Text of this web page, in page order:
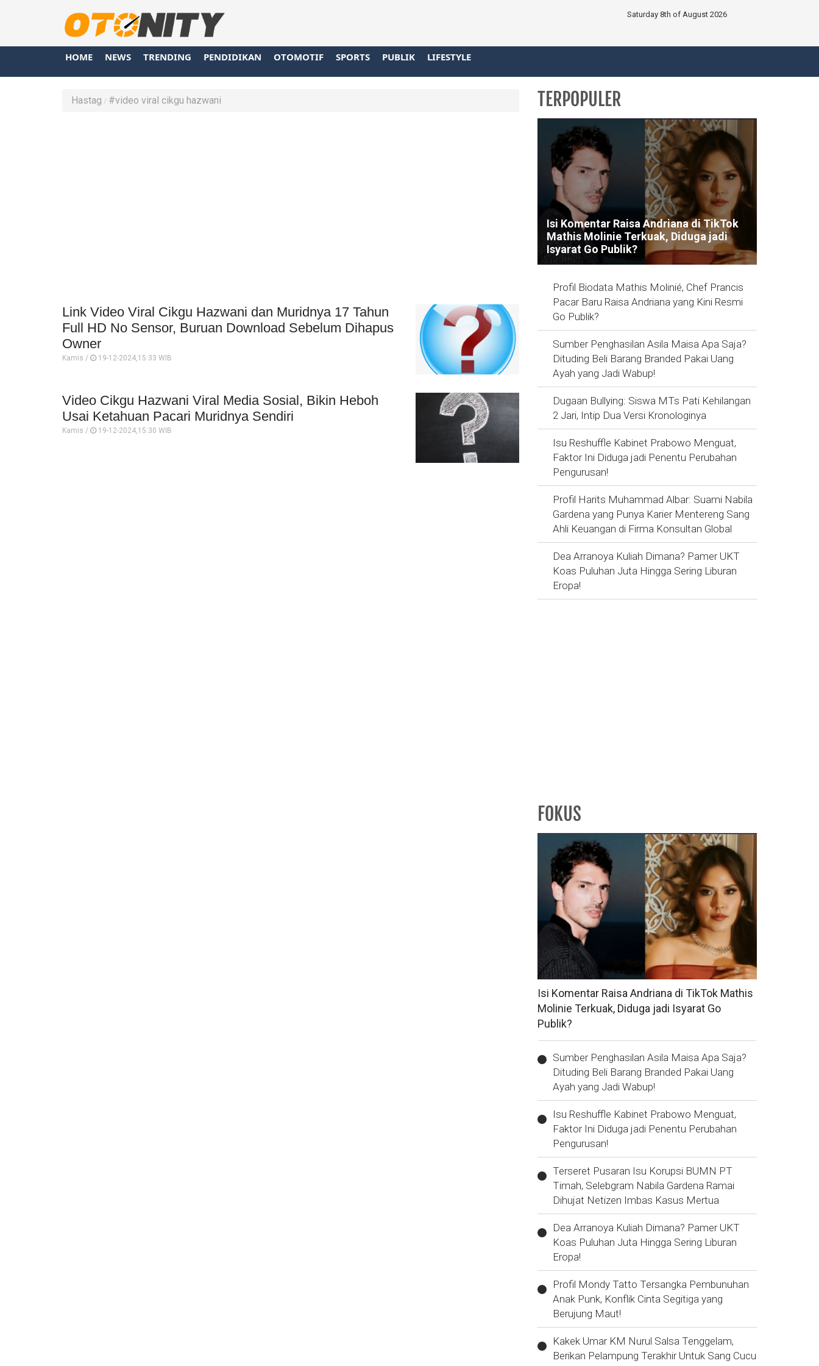
Saturday 8th of August 2026
HOME NEWS TRENDING PENDIDIKAN OTOMOTIF SPORTS PUBLIK LIFESTYLE
Hastag #video viral cikgu hazwani
Link Video Viral Cikgu Hazwani dan Muridnya 17 Tahun
Full HD No Sensor, Buruan Download Sebelum Dihapus
Owner
Kamis / 19-12-2024,15:33 WIB
Video Cikgu Hazwani Viral Media Sosial, Bikin Heboh
Usai Ketahuan Pacari Muridnya Sendiri
Kamis / 19-12-2024,15:30 WIB
TERPOPULER
Isi Komentar Raisa Andriana di TikTok
Mathis Molinie Terkuak, Diduga jadi
Isyarat Go Publik?
Profil Biodata Mathis Molinié, Chef Prancis
Pacar Baru Raisa Andriana yang Kini Resmi
Go Publik?
Sumber Penghasilan Asila Maisa Apa Saja?
Dituding Beli Barang Branded Pakai Uang
Ayah yang Jadi Wabup!
Dugaan Bullying: Siswa MTs Pati Kehilangan
2 Jari, Intip Dua Versi Kronologinya
Isu Reshuffle Kabinet Prabowo Menguat,
Faktor Ini Diduga jadi Penentu Perubahan
Pengurusan!
Profil Harits Muhammad Albar: Suami Nabila
Gardena yang Punya Karier Mentereng Sang
Ahli Keuangan di Firma Konsultan Global
Dea Arranoya Kuliah Dimana? Pamer UKT
Koas Puluhan Juta Hingga Sering Liburan
Eropa!
FOKUS
Isi Komentar Raisa Andriana di TikTok Mathis
Molinie Terkuak, Diduga jadi Isyarat Go
Publik?
Sumber Penghasilan Asila Maisa Apa Saja?
Dituding Beli Barang Branded Pakai Uang
Ayah yang Jadi Wabup!
Isu Reshuffle Kabinet Prabowo Menguat,
Faktor Ini Diduga jadi Penentu Perubahan
Pengurusan!
Terseret Pusaran Isu Korupsi BUMN PT
Timah, Selebgram Nabila Gardena Ramai
Dihujat Netizen Imbas Kasus Mertua
Dea Arranoya Kuliah Dimana? Pamer UKT
Koas Puluhan Juta Hingga Sering Liburan
Eropa!
Profil Mondy Tatto Tersangka Pembunuhan
Anak Punk, Konflik Cinta Segitiga yang
Berujung Maut!
Kakek Umar KM Nurul Salsa Tenggelam,
Berikan Pelampung Terakhir Untuk Sang Cucu